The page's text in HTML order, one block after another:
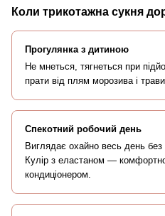
Коли трикотажна сукня
Прогулянка з дитиною
Не мнеться, тягнеться при
прати від плям морозива і трави.
Спекотний робочий день
Виглядає охайно весь день без
Кулір з еластаном — комфортно
кондиціонером.